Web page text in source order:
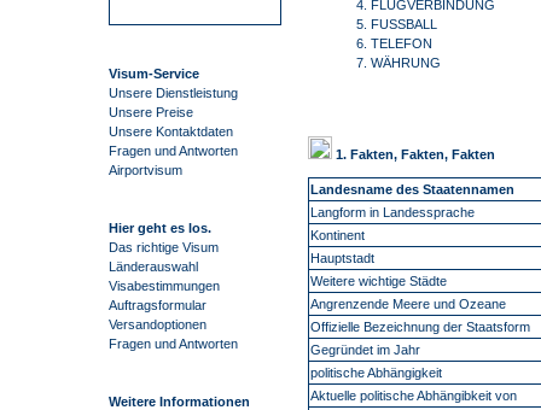
Visum-Service
Unsere Dienstleistung
Unsere Preise
Unsere Kontaktdaten
Fragen und Antworten
Airportvisum
Hier geht es los.
Das richtige Visum
Länderauswahl
Visabestimmungen
Auftragsformular
Versandoptionen
Fragen und Antworten
Weitere Informationen
4. FLUGVERBINDUNG
5. FUSSBALL
6. TELEFON
7. WÄHRUNG
1. Fakten, Fakten, Fakten
Landesname des Staatennamen
Langform in Landessprache
Kontinent
Hauptstadt
Weitere wichtige Städte
Angrenzende Meere und Ozeane
Offizielle Bezeichnung der Staatsform
Gegründet im Jahr
politische Abhängigkeit
Aktuelle politische Abhängibkeit von